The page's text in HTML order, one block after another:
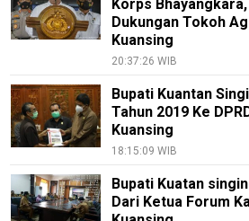
Korps
Dukungan Tokoh
Kuansing
20:37:26 WIB
Bupati Kuantan
Tahun 2019 Ke
Kuansing
18:15:09 WIB
Bupati Kuatan
Dari Ketua Forum